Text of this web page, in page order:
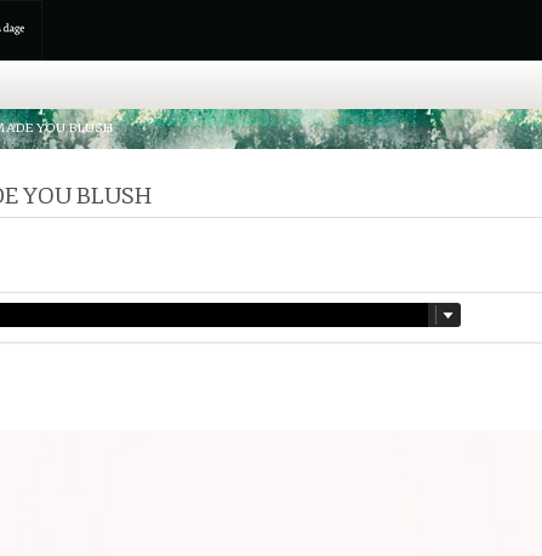
YOU BLUSH
YOU BLUSH